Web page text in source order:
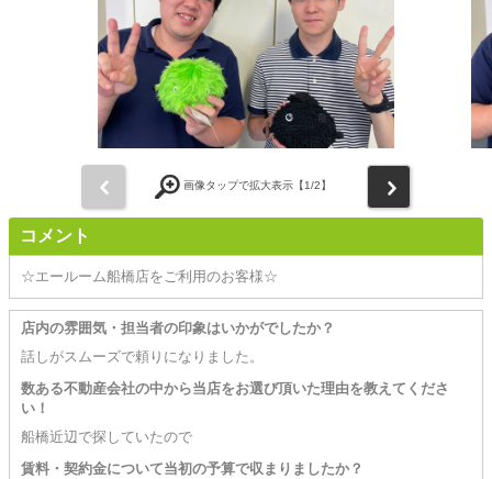
画像タップで拡大表示【1/2】
コメント
☆エールーム船橋店をご利用のお客様☆
店内の雰囲気・担当者の印象はいかがでしたか？
話しがスムーズで頼りになりました。
数ある不動産会社の中から当店をお選び頂いた理由を教えてくださ
い！
船橋近辺で探していたので
賃料・契約金について当初の予算で収まりましたか？